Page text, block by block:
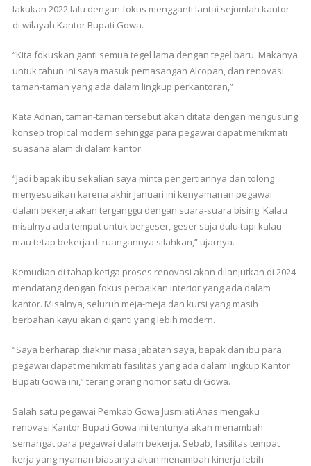
lakukan 2022 lalu dengan fokus mengganti lantai sejumlah kantor
di wilayah Kantor Bupati Gowa.
“Kita fokuskan ganti semua tegel lama dengan tegel baru. Makanya
untuk tahun ini saya masuk pemasangan Alcopan, dan renovasi
taman-taman yang ada dalam lingkup perkantoran,”
Kata Adnan, taman-taman tersebut akan ditata dengan mengusung
konsep tropical modern sehingga para pegawai dapat menikmati
suasana alam di dalam kantor.
“Jadi bapak ibu sekalian saya minta pengertiannya dan tolong
menyesuaikan karena akhir Januari ini kenyamanan pegawai
dalam bekerja akan terganggu dengan suara-suara bising. Kalau
misalnya ada tempat untuk bergeser, geser saja dulu tapi kalau
mau tetap bekerja di ruangannya silahkan,” ujarnya.
Kemudian di tahap ketiga proses renovasi akan dilanjutkan di 2024
mendatang dengan fokus perbaikan interior yang ada dalam
kantor. Misalnya, seluruh meja-meja dan kursi yang masih
berbahan kayu akan diganti yang lebih modern.
“Saya berharap diakhir masa jabatan saya, bapak dan ibu para
pegawai dapat menikmati fasilitas yang ada dalam lingkup Kantor
Bupati Gowa ini,” terang orang nomor satu di Gowa.
Salah satu pegawai Pemkab Gowa Jusmiati Anas mengaku
renovasi Kantor Bupati Gowa ini tentunya akan menambah
semangat para pegawai dalam bekerja. Sebab, fasilitas tempat
kerja yang nyaman biasanya akan menambah kinerja lebih